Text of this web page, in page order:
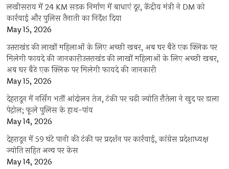
लखीसराय में 24 KM सड़क निर्माण में बाधाएं दूर, केंद्रीय मंत्री ने DM को
कार्रवाई और पुलिस तैनाती का निर्देश दिया
May 15, 2026
उत्तराखंड की लाखों महिलाओं के लिए अच्छी खबर, अब घर बैठे एक क्लिक पर
मिलेगी फायदे की जानकारीउत्तराखंड की लाखों महिलाओं के लिए अच्छी खबर,
अब घर बैठे एक क्लिक पर मिलेगी फायदे की जानकारी
May 15, 2026
देहरादून में नर्सिंग भर्ती आंदोलन तेज, टंकी पर चढ़ी ज्योति रौतेला ने खुद पर डाला
पेट्रोल; फूले पुलिस के हाथ-पांव
May 14, 2026
देहरादून में 59 घंटे पानी की टंकी पर प्रदर्शन पर कार्रवाई, कांग्रेस प्रदेशाध्यक्ष
ज्योति सहित अन्य पर केस
May 14, 2026